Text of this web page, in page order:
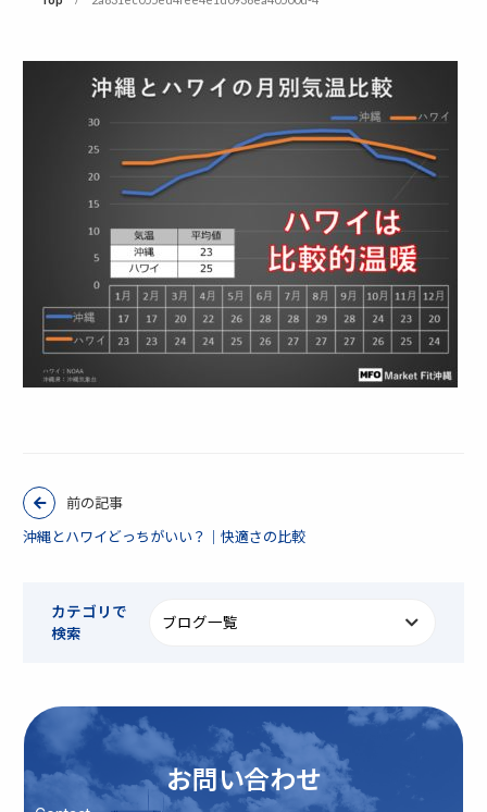
前の記事
沖縄とハワイどっちがいい？｜快適さの比較
カテゴリで
検索
お問い合わせ